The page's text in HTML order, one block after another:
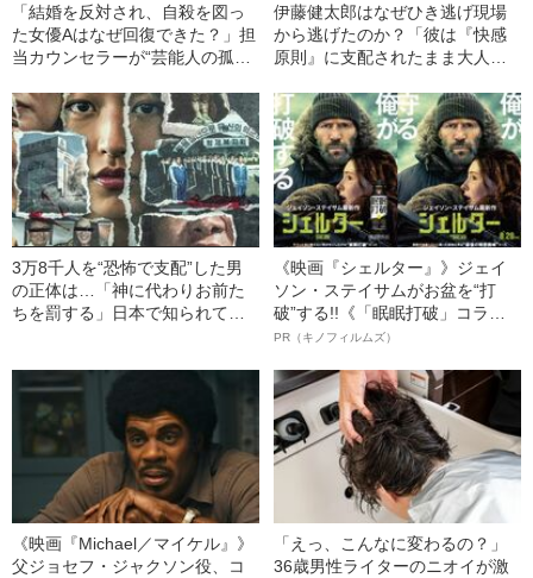
「結婚を反対され、自殺を図っ
た女優Aはなぜ回復できた？」担
当カウンセラーが“芸能人の孤
伊藤健太郎はなぜひき逃げ現場
から逃げたのか？「彼は『快感
原則』に支配されたまま大人
3万8千人を“恐怖で支配”した男
の正体は…「神に代わりお前た
ちを罰する」日本で知られてい
《映画『シェルター』》ジェイ
ソン・ステイサムがお盆を“打
破”する!!《「眠眠打破」コラ
ボ》
PR（キノフィルムズ）
《映画『Michael／マイケル』》
父ジョセフ・ジャクソン役、コ
「えっ、こんなに変わるの？」
36歳男性ライターのニオイが激